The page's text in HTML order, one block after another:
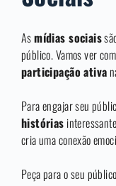
Asmídias sociais
público. Vamos ver
participação ativa
Para engajar seu
histórias
cria uma conexão
Peça para o seu